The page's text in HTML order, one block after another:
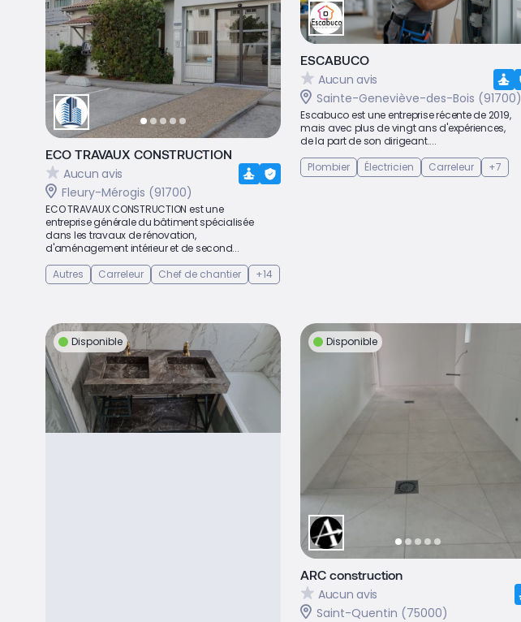
ECO TRAVAUX CONSTRUCTION
Aucun avis
Fleury-Mérogis (91700)
ECO TRAVAUX CONSTRUCTION est une
entreprise générale du bâtiment spécialisée
dans les travaux de rénovation,
d'aménagement intérieur et de second...
Autres
Carreleur Chef de chantier +14
ESCABUCO
Aucun avis
Sainte-Geneviève-des-Bois (91700)
Escabuco est une entreprise récente de 2019,
mais avec plus de vingt ans d'expériences,
de la part de son dirigeant....
Plombier
Électricien Carreleur +7
Disponible Disponible
ARC construction
Aucun avis
Saint-Quentin (75000)